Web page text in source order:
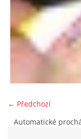
© 2026 eStránky.cz |
← Předchozí
Automatické